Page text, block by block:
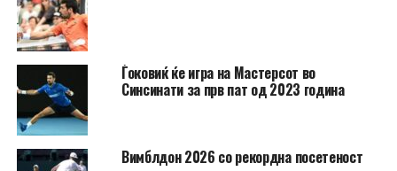
Ѓоковиќ ќе игра на Мастерсот во
Синсинати за прв пат од 2023 година
Вимблдон 2026 со рекордна посетеност